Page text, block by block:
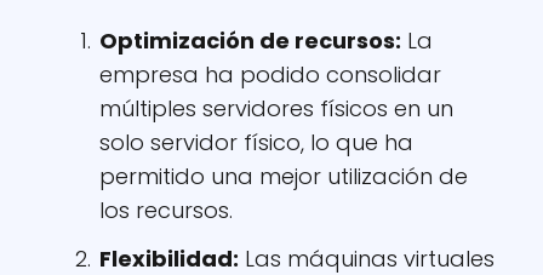
Optimización de recursos: La
empresa ha podido consolidar
múltiples servidores físicos en un
solo servidor físico, lo que ha
permitido una mejor utilización de
los recursos.
Flexibilidad: Las máquinas virtuales